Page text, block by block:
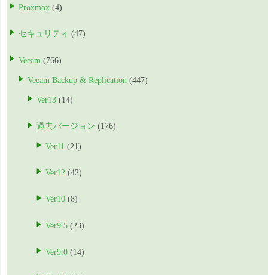
Proxmox (4)
セキュリティ (47)
Veeam (766)
Veeam Backup & Replication (447)
Ver13 (14)
過去バージョン (176)
Ver11 (21)
Ver12 (42)
Ver10 (8)
Ver9.5 (23)
Ver9.0 (14)